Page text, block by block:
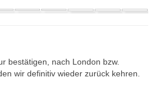
bestätigen, nach London bzw.
wir definitiv wieder zurück kehren.